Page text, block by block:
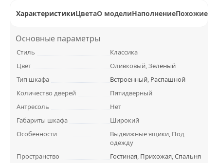
ХарактеристикиЦветаО моделиНаполнениеПохожие
Основные параметры
Стиль
Классика
Цвет
Оливковый,Зеленый
Тип шкафа
Встроенный, Распашной
Количество дверей
Пятидверный
Антресоль
Нет
Габариты шкафа
Широкий
Особенности
Выдвижные ящики, Под
одежду
Пространство
Гостиная, Прихожая,Спальня